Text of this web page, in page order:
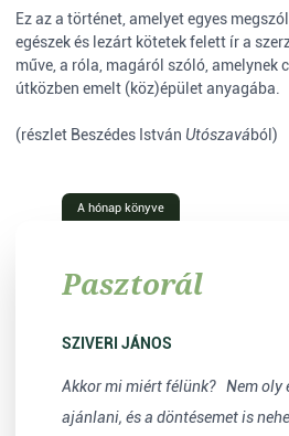
Ez az a történet, amelyet egyes
egészek és lezárt kötetek felett ír a
műve, a róla, magáról szóló, amelynek
útközben emelt (köz)épület anyagába.
(részlet Beszédes István Utószavából)
A hónap könyve
Pasztorál
SZIVERI JÁNOS
Akkor mi miért félünk? Nem oly egyszerű könyvet
ajánlani, és a döntésemet is